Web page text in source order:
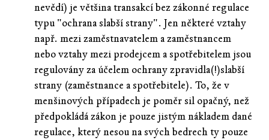
nevědí) je většina transakcí bez zákonné regulace
typu "ochrana slabší strany". Jen některé vztahy
např. mezi zaměstnavatelem a zaměstnancem
nebo vztahy mezi prodejcem a spotřebitelem jsou
regulovány za účelem ochrany zpravidla(!)slabší
strany (zaměstnance a spotřebitele). To, že v
menšinových případech je poměr sil opačný, než
předpokládá zákon je pouze jistým nákladem dané
regulace, který nesou na svých bedrech ty pouze